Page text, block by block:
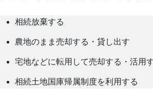
相続放棄する
農地のまま売却する・貸し出す
宅地などに転用して売却する・活用
相続土地国庫帰属制度を利用する